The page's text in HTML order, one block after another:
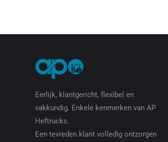
Eerlijk, klantgericht, flexibel en
vakkundig. Enkele kenmerken van AP
Heftrucks.
Een tevreden klant volledig ontzorgen